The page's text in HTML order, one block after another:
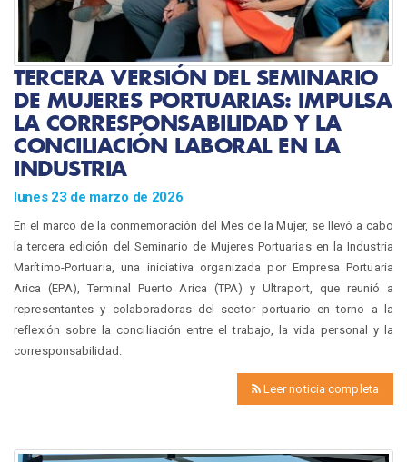
TERCERA VERSIÓN DEL SEMINARIO
DE MUJERES PORTUARIAS: IMPULSA
LA CORRESPONSABILIDAD Y LA
CONCILIACIÓN LABORAL EN LA
INDUSTRIA
lunes 23 de marzo de 2026
En el marco de la conmemoración del Mes de la Mujer, se llevó a cabo
la tercera edición del Seminario de Mujeres Portuarias en la Industria
Marítimo-Portuaria, una iniciativa organizada por Empresa Portuaria
Arica (EPA), Terminal Puerto Arica (TPA) y Ultraport, que reunió a
representantes y colaboradoras del sector portuario en torno a la
reflexión sobre la conciliación entre el trabajo, la vida personal y la
corresponsabilidad.
Leer noticia completa